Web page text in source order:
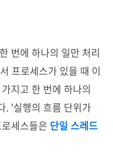
번에 하나의 일만 처리
프로세스가 있을 때 이
지고 한 번에 하나의
. '실행의 흐름 단위가
세스들은 단일 스레드